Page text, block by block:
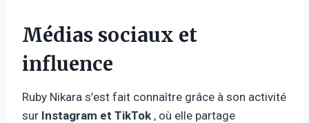
Médias sociaux et
influence
Ruby Nikara s’est fait connaître grâce à son activité
sur Instagram et TikTok , où elle partage